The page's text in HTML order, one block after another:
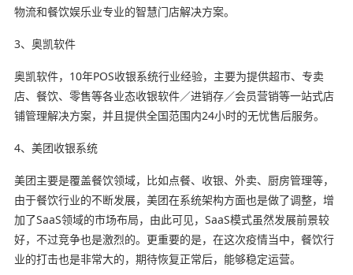
物流和餐饮娱乐业专业的智慧门店解决方案。
3、奥凯软件
奥凯软件，10年POS收银系统行业经验，主要为提供超市、专卖
店、餐饮、零售等各业态收银软件／进销存／会员营销等一站式店
铺管理解决方案，并且提供全国范围内24小时的无忧售后服务。
4、美团收银系统
美团主要是覆盖餐饮领域，比如点餐、收银、外卖、厨房管理等，
由于餐饮行业的不断发展，美团在系统架构方面也是做了调整，增
加了SaaS领域的市场布局，由此可见，SaaS模式虽然发展前景较
好，不过竞争也是激烈的。更重要的是，在这次疫情当中，餐饮行
业的打击也是非常大的，期待恢复正常后，能够稳定运营。